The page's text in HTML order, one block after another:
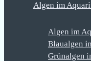
Algen im
Algen im
Blaualgen
Grünalgen